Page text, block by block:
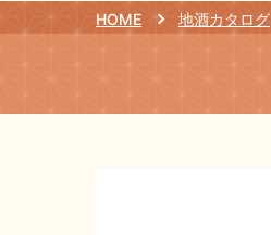
HOME 地酒カタログ